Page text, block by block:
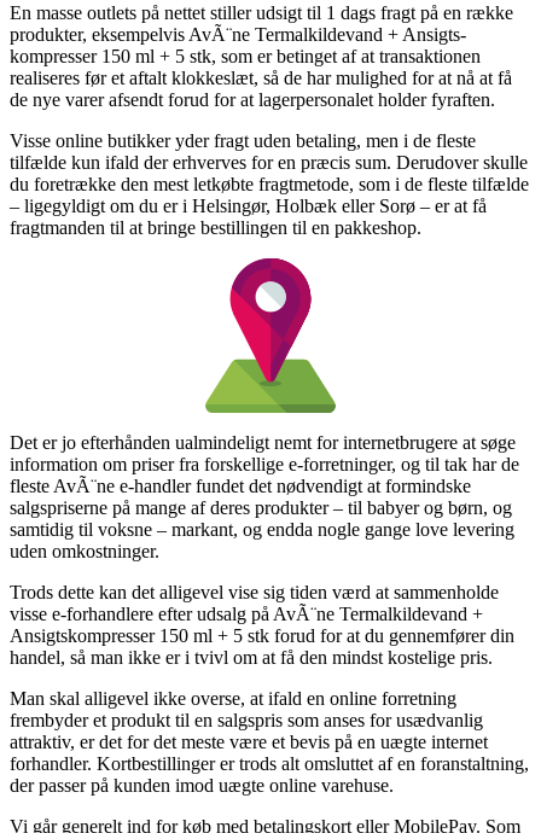
En masse outlets på nettet stiller udsigt til 1 dags fragt på en række
produkter, eksempelvis AvÃ¨ne Termalkildevand + Ansigts­
kompresser 150 ml + 5 stk, som er betinget af at transaktionen
realiseres før et aftalt klokkeslæt, så de har mulighed for at nå at få
de nye varer afsendt forud for at lagerpersonalet holder fyraften.
Visse online butikker yder fragt uden betaling, men i de fleste
tilfælde kun ifald der erhverves for en præcis sum. Derudover skulle
du foretrække den mest letkøbte fragtmetode, som i de fleste tilfælde
– ligegyldigt om du er i Helsingør, Holbæk eller Sorø – er at få
fragtmanden til at bringe bestillingen til en pakkeshop.
Det er jo efterhånden ualmindeligt nemt for internetbrugere at søge
information om priser fra forskellige e-forretninger, og til tak har de
fleste AvÃ¨ne e-handler fundet det nødvendigt at formindske
salgspriserne på mange af deres produkter – til babyer og børn, og
samtidig til voksne – markant, og endda nogle gange love levering
uden omkostninger.
Trods dette kan det alligevel vise sig tiden værd at sammenholde
visse e-forhandlere efter udsalg på AvÃ¨ne Termalkildevand +
Ansigts­kompresser 150 ml + 5 stk forud for at du gennemfører din
handel, så man ikke er i tvivl om at få den mindst kostelige pris.
Man skal alligevel ikke overse, at ifald en online forretning
frembyder et produkt til en salgspris som anses for usædvanlig
attraktiv, er det for det meste være et bevis på en uægte internet
forhandler. Kortbestillinger er trods alt omsluttet af en foranstaltning,
der passer på kunden imod uægte online varehuse.
Vi går generelt ind for køb med betalingskort eller MobilePay. Som